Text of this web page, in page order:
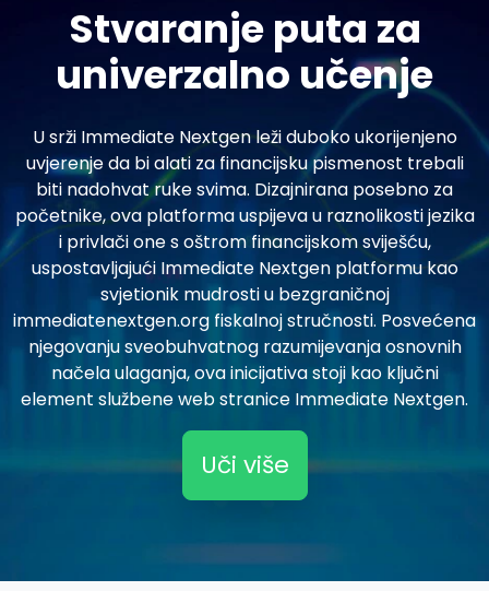
Stvaranje puta za
univerzalno učenje
U srži Immediate Nextgen leži duboko ukorijenjeno
uvjerenje da bi alati za financijsku pismenost trebali
biti nadohvat ruke svima. Dizajnirana posebno za
početnike, ova platforma uspijeva u raznolikosti jezika
i privlači one s oštrom financijskom sviješću,
uspostavljajući Immediate Nextgen platformu kao
svjetionik mudrosti u bezgraničnoj
immediatenextgen.org fiskalnoj stručnosti. Posvećena
njegovanju sveobuhvatnog razumijevanja osnovnih
načela ulaganja, ova inicijativa stoji kao ključni
element službene web stranice Immediate Nextgen.
Uči više